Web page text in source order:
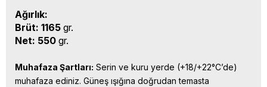
Ağırlık:
Brüt: 1165 gr.
Net: 550 gr.
Muhafaza Şartları: Serin ve kuru yerde (+18/+22°C’de)
muhafaza ediniz. Güneş ışığına doğrudan temasta